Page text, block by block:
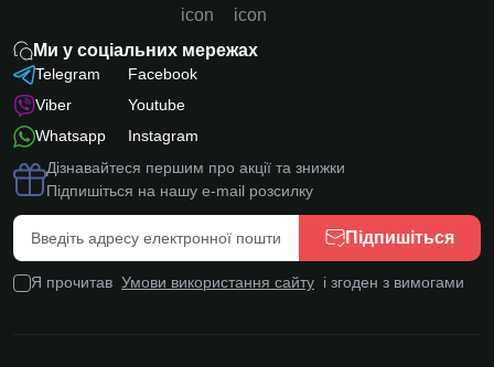
Ми у соціальних мережах
Telegram
Viber
Whatsapp
Facebook
Youtube
Instagram
Дізнавайтеся першим про акції та знижки
Підпишіться на нашу e-mail розсилку
Підпишіться
Я прочитав Умови використання сайту і згоден з вимогами